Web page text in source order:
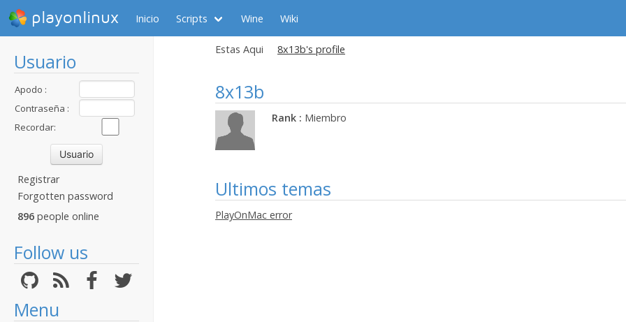
playonlinux Inicio Scripts Wine Wiki
Usuario
Apodo :
Contraseña :
Recordar:
Registrar
Forgotten password
896 people online
Follow us
Menu
Estas Aqui 8x13b's profile
8x13b
Rank : Miembro
Ultimos temas
PlayOnMac error